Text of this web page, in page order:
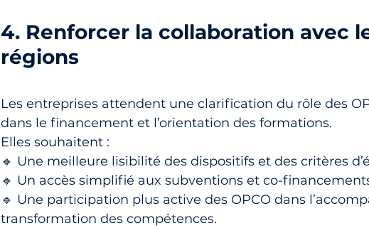
4. Renforcer la collaboration avec
régions
Les entreprises attendent une clarification du rôle des
dans le financement et l’orientation des formations.
Elles souhaitent :
🔹 Une meilleure lisibilité des dispositifs et des critères
🔹 Un accès simplifié aux subventions et co-
🔹 Une participation plus active des OPCO dans
transformation des compétences.